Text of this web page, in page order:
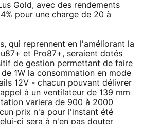
Gold, avec des rendements
pour une charge de 20 à
qui reprennent en l'améliorant la
et Pro87+, seraient dotés
de gestion permettant de faire
1W la consommation en mode
12V - chacun pouvant délivrer
à un ventilateur de 139 mm
variera de 900 à 2000
prix n'a pour l'instant été
ci sera à n'en pas douter